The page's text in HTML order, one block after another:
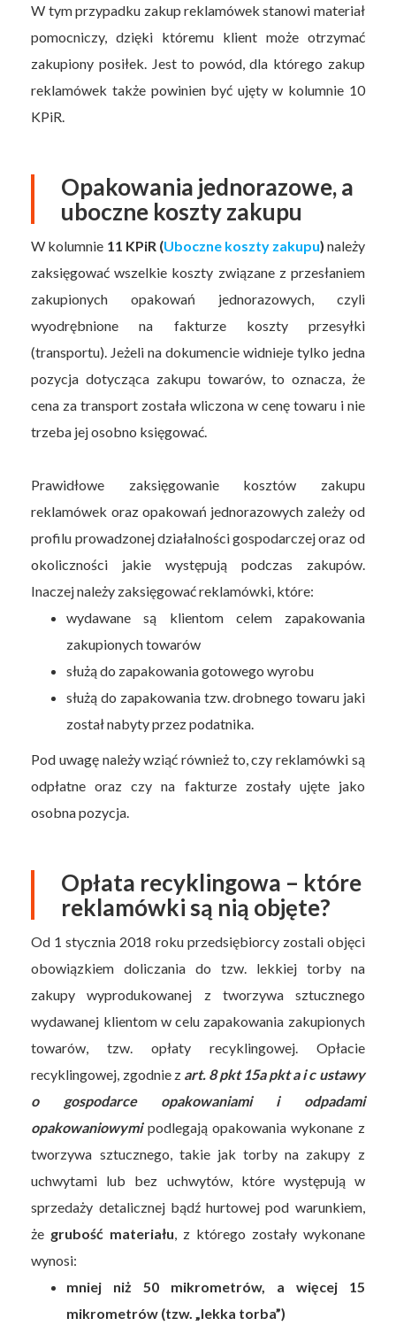
W tym przypadku zakup reklamówek stanowi materiał
pomocniczy, dzięki któremu klient może otrzymać
zakupiony posiłek. Jest to powód, dla którego zakup
reklamówek także powinien być ujęty w kolumnie 10
KPiR.
Opakowania jednorazowe, a
uboczne koszty zakupu
W kolumnie 11 KPiR (Uboczne koszty zakupu) należy
zaksięgować wszelkie koszty związane z przesłaniem
zakupionych opakowań jednorazowych, czyli
wyodrębnione na fakturze koszty przesyłki
(transportu). Jeżeli na dokumencie widnieje tylko jedna
pozycja dotycząca zakupu towarów, to oznacza, że
cena za transport została wliczona w cenę towaru i nie
trzeba jej osobno księgować.
Prawidłowe zaksięgowanie kosztów zakupu
reklamówek oraz opakowań jednorazowych zależy od
profilu prowadzonej działalności gospodarczej oraz od
okoliczności jakie występują podczas zakupów.
Inaczej należy zaksięgować reklamówki, które:
wydawane są klientom celem zapakowania
zakupionych towarów
służą do zapakowania gotowego wyrobu
służą do zapakowania tzw. drobnego towaru jaki
został nabyty przez podatnika.
Pod uwagę należy wziąć również to, czy reklamówki są
odpłatne oraz czy na fakturze zostały ujęte jako
osobna pozycja.
Opłata recyklingowa – które
reklamówki są nią objęte?
Od 1 stycznia 2018 roku przedsiębiorcy zostali objęci
obowiązkiem doliczania do tzw. lekkiej torby na
zakupy wyprodukowanej z tworzywa sztucznego
wydawanej klientom w celu zapakowania zakupionych
towarów, tzw. opłaty recyklingowej. Opłacie
recyklingowej, zgodnie z art. 8 pkt 15a pkt a i c ustawy
o gospodarce opakowaniami i odpadami
opakowaniowymi podlegają opakowania wykonane z
tworzywa sztucznego, takie jak torby na zakupy z
uchwytami lub bez uchwytów, które występują w
sprzedaży detalicznej bądź hurtowej pod warunkiem,
że grubość materiału , z którego zostały wykonane
wynosi:
mniej niż 50 mikrometrów, a więcej 15
mikrometrów (tzw. „lekka torba”)